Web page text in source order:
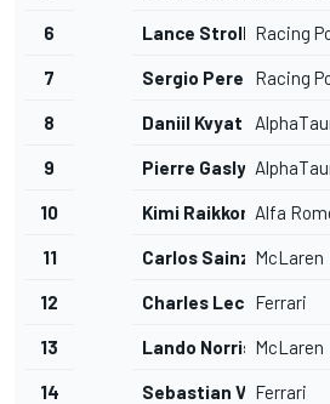
6 Lance Stroll Racing
7 Sergio Perez Racing
8 Daniil Kvyat
9 Pierre Gasly
10 Kimi RaikkonenAlfa
11 Carlos Sainz Jr.McLaren
12 Charles LeclercFerrari
13 Lando Norris McLaren
14 Sebastian Vettel
Ferrari